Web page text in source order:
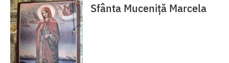
Sfânta Muceniță Marcela